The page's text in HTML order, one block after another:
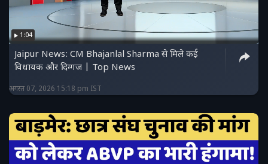
1:04
Jaipur News: CM Bhajanlal Sharma से मिले कई
विधायक और दिग्गज | Top News
अगस्त 07, 2026 15:18 pm IST